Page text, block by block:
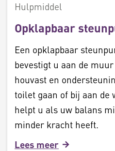
Hulpmiddel
Opklapbaar
Een opklapbaar
bevestigt u aan de
houvast en
toilet gaan of bij aan de
helpt u als uw balans
minder kracht heeft.
Lees meer